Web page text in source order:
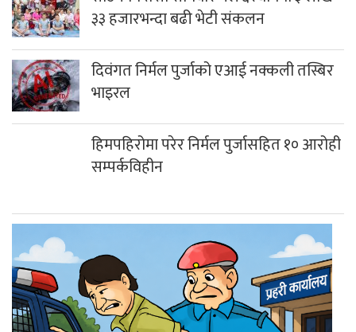
३३ हजारभन्दा बढी भेटी संकलन
दिवंगत निर्मल पुर्जाको एआई नक्कली तस्बिर
भाइरल
हिमपहिरोमा परेर निर्मल पुर्जासहित १० आरोही
सम्पर्कविहीन